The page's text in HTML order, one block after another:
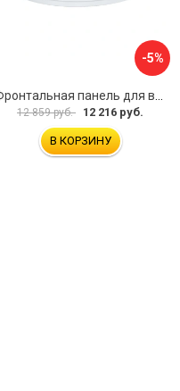
-5%
12 859 руб. 12 216 руб.
В КОРЗИНУ